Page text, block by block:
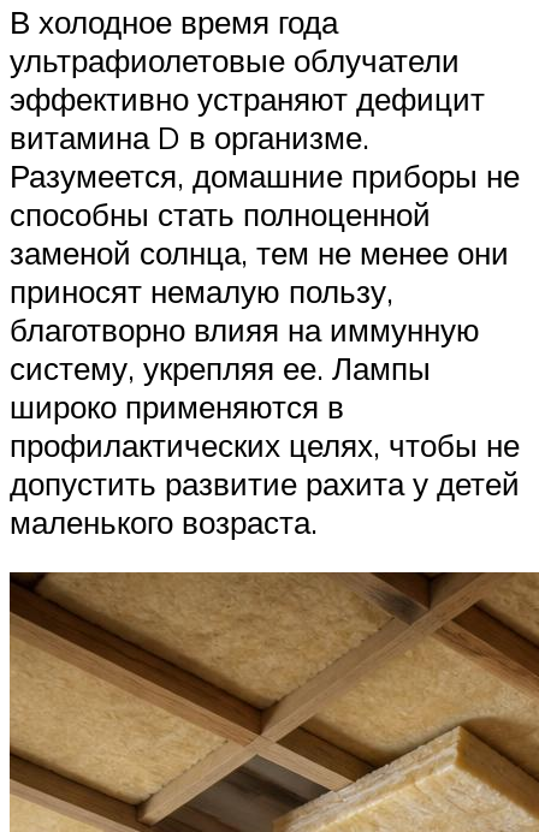
В холодное время года
ультрафиолетовые облучатели
эффективно устраняют дефицит
витамина D в организме.
Разумеется, домашние приборы не
способны стать полноценной
заменой солнца, тем не менее они
приносят немалую пользу,
благотворно влияя на иммунную
систему, укрепляя ее. Лампы
широко применяются в
профилактических целях, чтобы не
допустить развитие рахита у детей
маленького возраста.